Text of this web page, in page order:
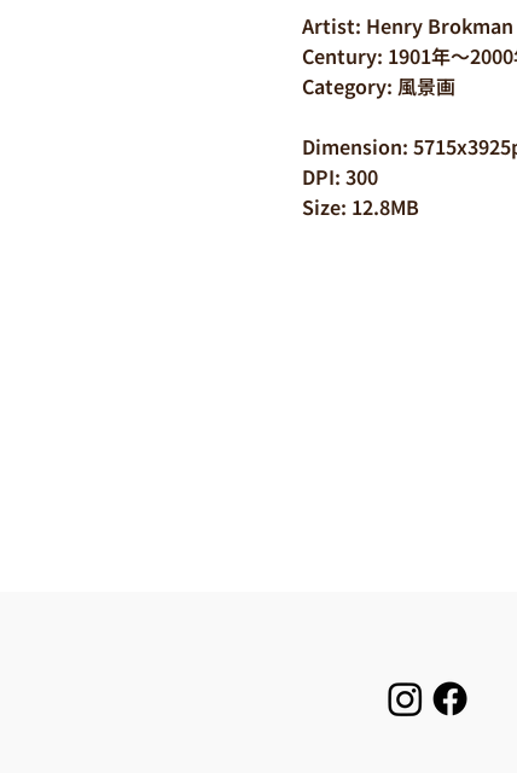
Artist: Henry Brokman
Century: 1901年～
Category: 風景画
Dimension:
DPI: 300
Size: 12.8MB